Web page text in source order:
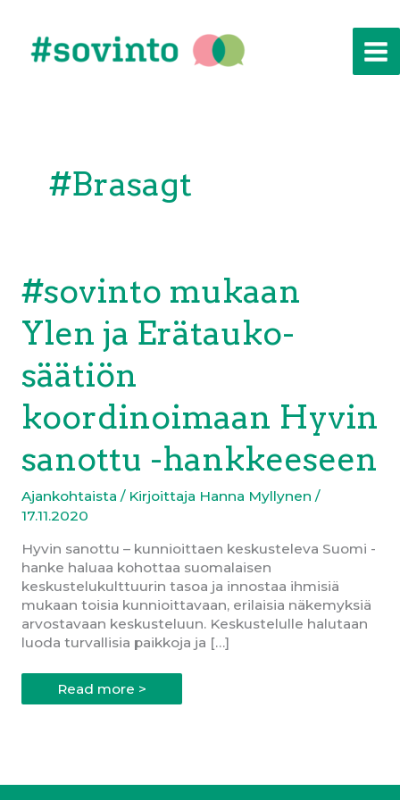
#brasagt
#sovinto mukaan
Ylen ja Erätauko-
säätiön
koordinoimaan Hyvin
sanottu -hankkeeseen
Ajankohtaista / Kirjoittaja Hanna Myllynen /
17.11.2020
Hyvin sanottu – kunnioittaen keskusteleva Suomi -
hanke haluaa kohottaa suomalaisen
keskustelukulttuurin tasoa ja innostaa ihmisiä
mukaan toisia kunnioittavaan, erilaisia näkemyksiä
arvostavaan keskusteluun. Keskustelulle halutaan
luoda turvallisia paikkoja ja […]
#sovinto
mukaan
Hyvin
Read more >